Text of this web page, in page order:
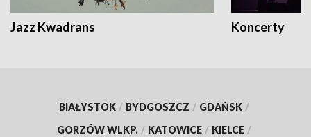
Jazz Kwadrans Koncerty
BIAŁYSTOK / BYDGOSZCZ / GDAŃSK /
GORZÓW WLKP. / KATOWICE / KIELCE /